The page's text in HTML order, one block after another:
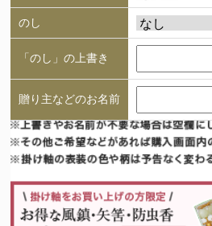
のし
「のし」の上書き
贈り主などのお名前